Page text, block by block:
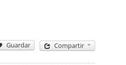
Guardar Compartir